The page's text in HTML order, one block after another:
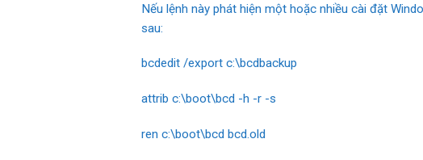
Nếu lệnh này phát hiện một hoặc nhiều cài đặt
sau:
bcdedit /export c:\bcdbackup
attrib c:\boot\bcd -h -r -s
ren c:\boot\bcd bcd.old